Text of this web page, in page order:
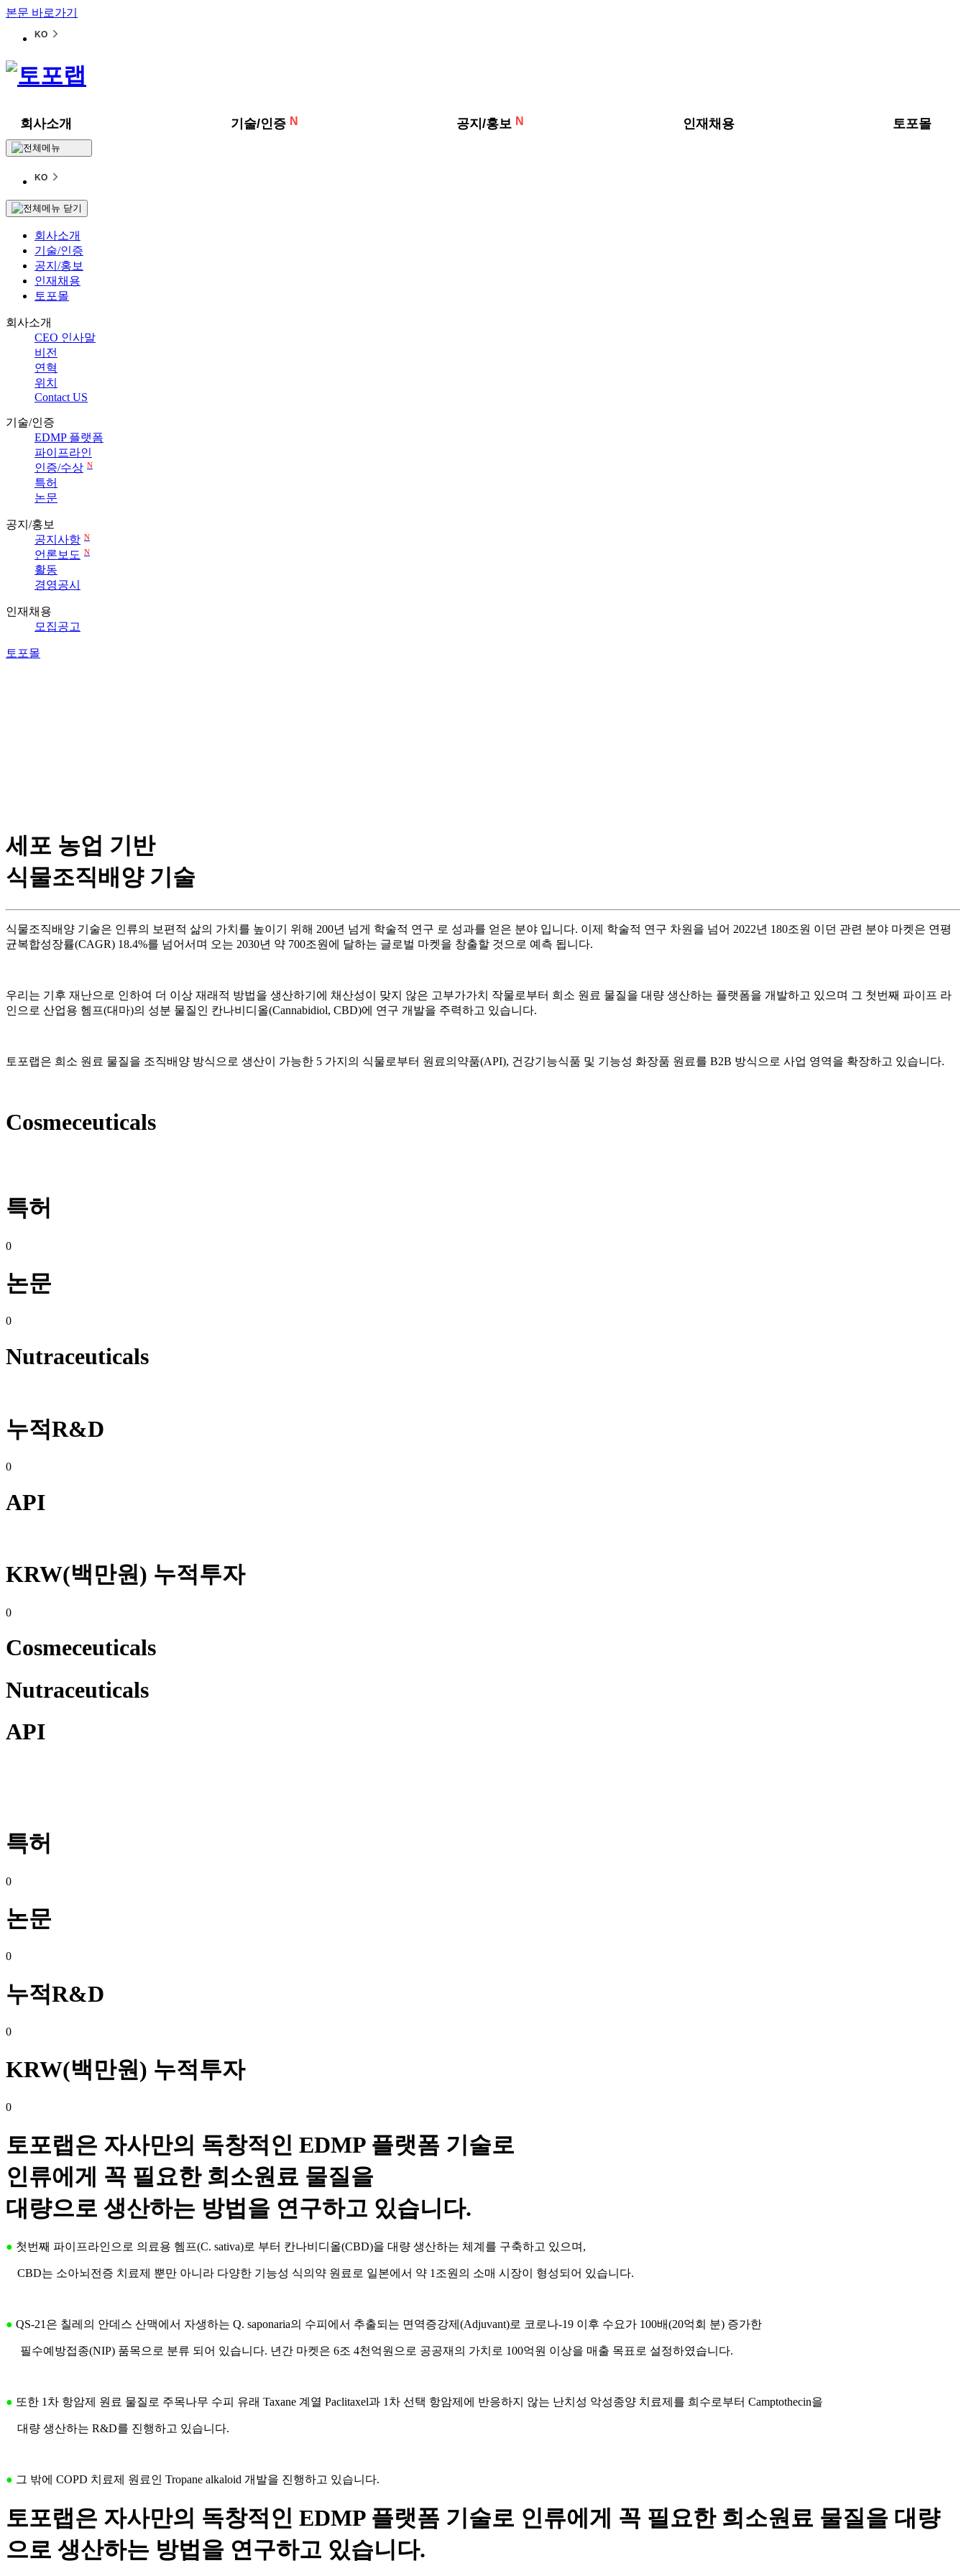
본문 바로가기
KO
회사소개 기술/인증 N 공지/홍보 N 인재채용 토포몰
KO
회사소개
기술/인증
공지/홍보
인재채용
토포몰
회사소개
CEO 인사말
비전
연혁
위치
Contact US
기술/인증
EDMP 플랫폼
파이프라인
인증/수상 N
특허
논문
공지/홍보
공지사항 N
언론보도 N
활동
경영공시
인재채용
모집공고
토포몰
세포 농업 기반
식물조직배양 기술
식물조직배양 기술은 인류의 보편적 삶의 가치를 높이기 위해 200년 넘게 학술적 연구 로 성과를 얻은 분야 입니다. 이제 학술적 연구 차원을 넘어 2022년 180조원 이던 관련 분야 마켓은 연평
균복합성장률(CAGR) 18.4%를 넘어서며 오는 2030년 약 700조원에 달하는 글로벌 마켓을 창출할 것으로 예측 됩니다.
우리는 기후 재난으로 인하여 더 이상 재래적 방법을 생산하기에 채산성이 맞지 않은 고부가가치 작물로부터 희소 원료 물질을 대량 생산하는 플랫폼을 개발하고 있으며 그 첫번째 파이프 라
인으로 산업용 헴프(대마)의 성분 물질인 칸나비디올(Cannabidiol, CBD)에 연구 개발을 주력하고 있습니다.
토포랩은 희소 원료 물질을 조직배양 방식으로 생산이 가능한 5 가지의 식물로부터 원 료의약품(API), 건강기능식품 및 기능성 화장품 원료를 B2B 방식으로 사업 영역을 확장하고 있습니다.
Cosmeceuticals
특허
0
논문
0
Nutraceuticals​
누적R&D
0
API
KRW(백만원) 누적투자
0
Cosmeceuticals
Nutraceuticals​
API
특허
0
논문
0
누적R&D
0
KRW(백만원) 누적투자
0
토포랩은 자사만의 독창적인 EDMP 플랫폼 기술로
인류에게 꼭 필요한 희소원료 물질을
대량으로 생산하는 방법을 연구하고 있습니다.
● 첫번째 파이프라인으로 의료용 헴프(C. sativa)로 부터 칸나비디올(CBD)을 대량 생산하는 체계를 구축하고 있으며,
CBD는 소아뇌전증 치료제 뿐만 아니라 다양한 기능성 식의약 원료로 일본에서 약 1조원의 소매 시장이 형성되어 있습니다. ​
● QS-21은 칠레의 안데스 산맥에서 자생하는 Q. saponaria의 수피에서 추출되는 면역증강제(Adjuvant)로 코로나-19 이후 수요가 100배(20억회 분) 증가한
필수예방접종(NIP) 품목으로 분류 되어 있습니다. 년간 마켓은 6조 4천억원으로 공공재의 가치로 100억원 이상을 매출 목표로 설정하였습니다.​
● 또한 1차 항암제 원료 물질로 주목나무 수피 유래 Taxane 계열 Paclitaxel과 1차 선택 항암제에 반응하지 않는 난치성 악성종양 치료제를 희수로부터 Camptothecin을
대량 생산하는 R&D를 진행하고 있습니다.​
● 그 밖에 COPD 치료제 원료인 Tropane alkaloid 개발을 진행하고 있습니다.
토포랩은 자사만의 독창적인 EDMP 플랫폼 기술로 인류에게 꼭 필요한 희소원료 물질을 대량
으로 생산하는 방법을 연구하고 있습니다.